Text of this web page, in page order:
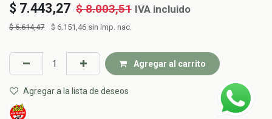
$ 7.443,27 $8.003,51 IVA incluido
$6.614,47 $ 6.151,46 sin imp. nac.
Agregar al carrito
Agregar a la lista de deseos